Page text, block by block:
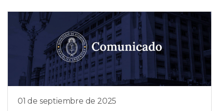
01 de septiembre de 2025